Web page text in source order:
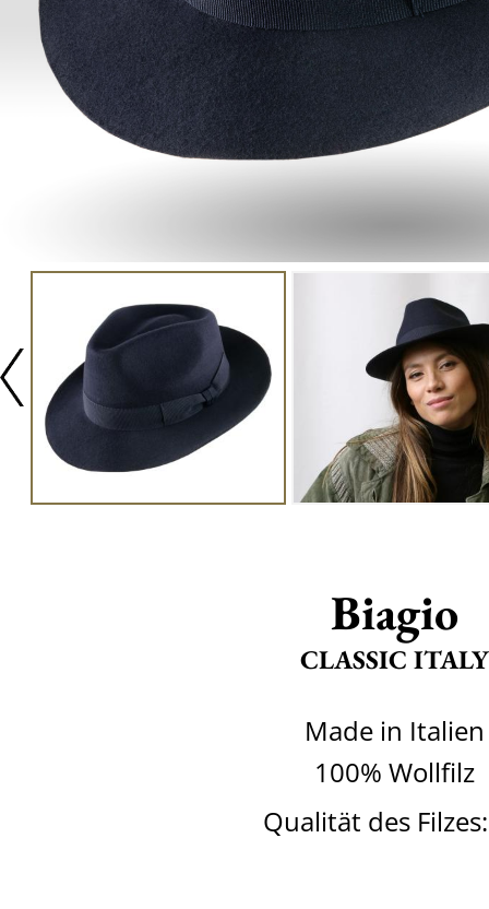
Biagio
CLASSIC ITALY
Made in Italien
100% Wollfilz
Qualität des